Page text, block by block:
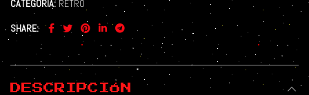
CATEGORÍA: RETRO
SHARE
DESCRIPCIÓN